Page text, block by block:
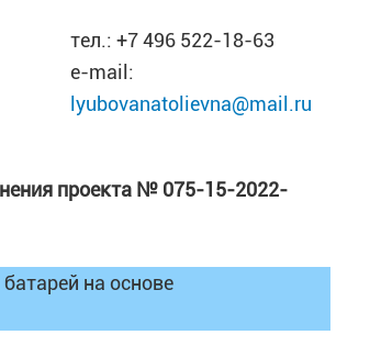
тел.: +7 496 522-18-63
e-mail:
lyubovanatolievna@mail.ru
проекта № 075-15-2022-
на основе